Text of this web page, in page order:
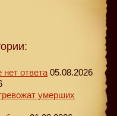
нет ответа 05.08.2026
умерших